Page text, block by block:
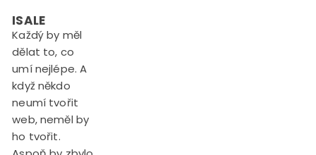
content
ISALE
Každý by měl
dělat to, co
umí nejlépe. A
když někdo
neumí tvořit
web, neměl by
ho tvořit.